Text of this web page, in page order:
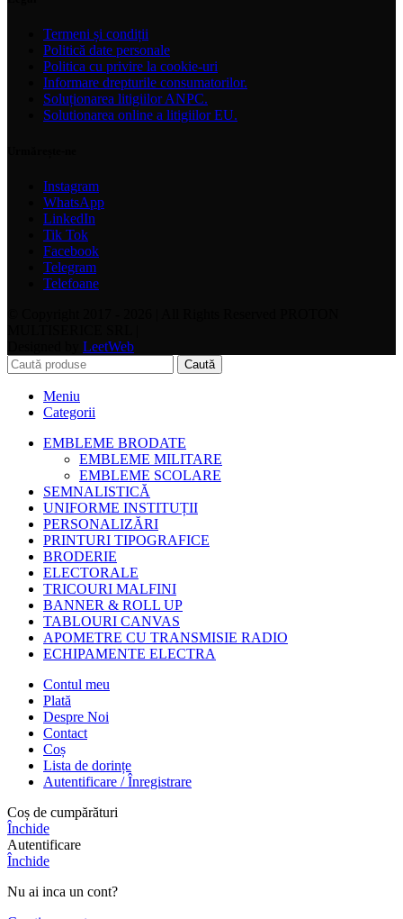
Termeni și condiții
Politică date personale
Politica cu privire la cookie-uri
Informare drepturile consumatorilor.
Soluționarea litigiilor ANPC.
Solutionarea online a litigiilor EU.
Instagram
WhatsApp
LinkedIn
Tik Tok
Facebook
Telegram
Telefoane
LeetWeb
Caută
Meniu
Categorii
EMBLEME BRODATE
EMBLEME MILITARE
EMBLEME SCOLARE
SEMNALISTICĂ
UNIFORME INSTITUȚII
PERSONALIZĂRI
PRINTURI TIPOGRAFICE
BRODERIE
ELECTORALE
TRICOURI MALFINI
BANNER & ROLL UP
TABLOURI CANVAS
APOMETRE CU TRANSMISIE RADIO
ECHIPAMENTE ELECTRA
Contul meu
Plată
Despre Noi
Contact
Coș
Lista de dorințe
Autentificare / Înregistrare
Coș de cumpărături
Închide
Autentificare
Închide
Nu ai inca un cont?